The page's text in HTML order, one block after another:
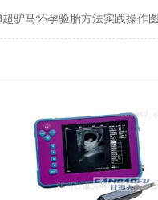
驴马怀孕验胎方法实践操作